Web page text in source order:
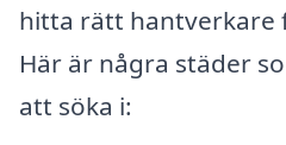
hitta rätt hantverkare
Här är några städer
att söka i: